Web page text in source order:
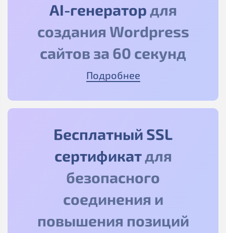
AI-генератордля
создания Wordpress
сайтов за 60 секунд
Подробнее
Бесплатный SSL
сертификатдля
безопасного
соединения и
повышения позиций